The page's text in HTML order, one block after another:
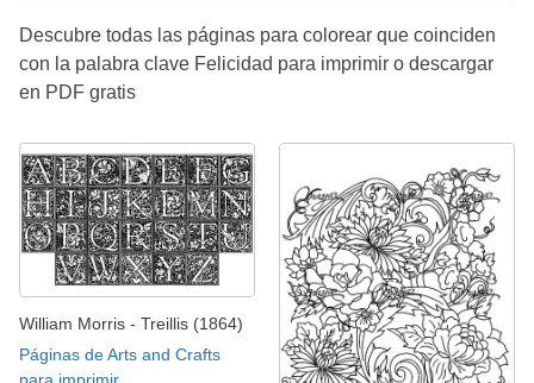
Descubre todas las páginas para colorear que coinciden
con la palabra clave Felicidad para imprimir o descargar
en PDF gratis
William Morris - Treillis (1864)
Páginas de Arts and Crafts
para imprimir